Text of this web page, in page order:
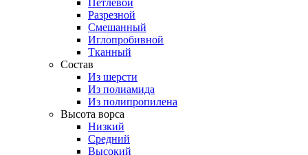
Петлевой
Разрезной
Смешанный
Иглопробивной
Тканный
Состав
Из шерсти
Из полиамида
Из полипропилена
Высота ворса
Низкий
Средний
Высокий